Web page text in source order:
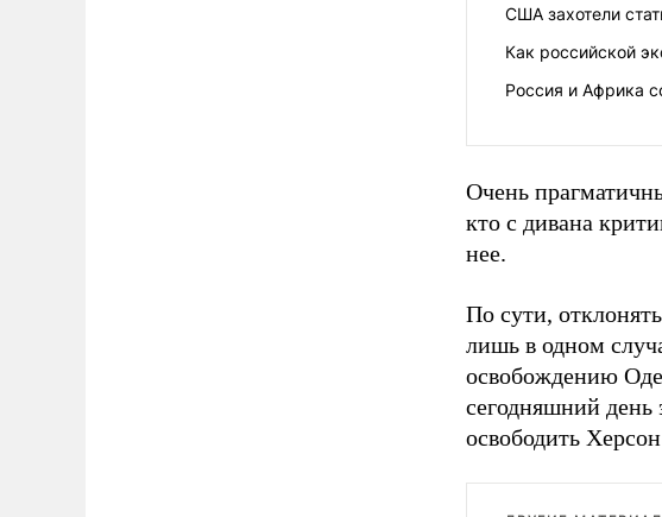
США захотели
Как российской
Россия и Африка
Очень
кто с дивана
нее.
По сути,
лишь в одном
освобождению
сегодняшний день
освободить